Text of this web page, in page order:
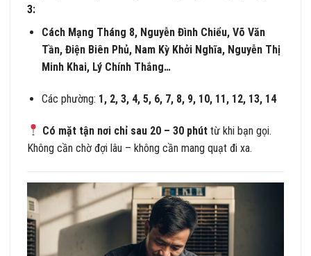
3:
Cách Mạng Tháng 8, Nguyễn Đình Chiểu, Võ Văn
Tần, Điện Biên Phủ, Nam Kỳ Khởi Nghĩa, Nguyễn Thị
Minh Khai, Lý Chính Thắng…
Các phường: 1, 2, 3, 4, 5, 6, 7, 8, 9, 10, 11, 12, 13, 14
Có mặt tận nơi chỉ sau 20 – 30 phút từ khi bạn gọi.
Không cần chờ đợi lâu – không cần mang quạt đi xa.